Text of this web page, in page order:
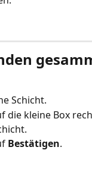
Schicht.
die kleine Box
Bestätigen.